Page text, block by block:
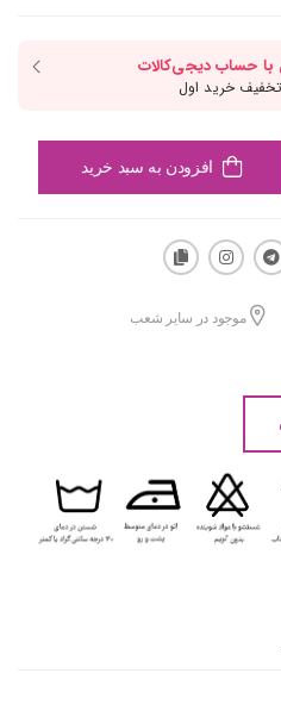
افزودن به سبد خرید
موجود در سایر شعب